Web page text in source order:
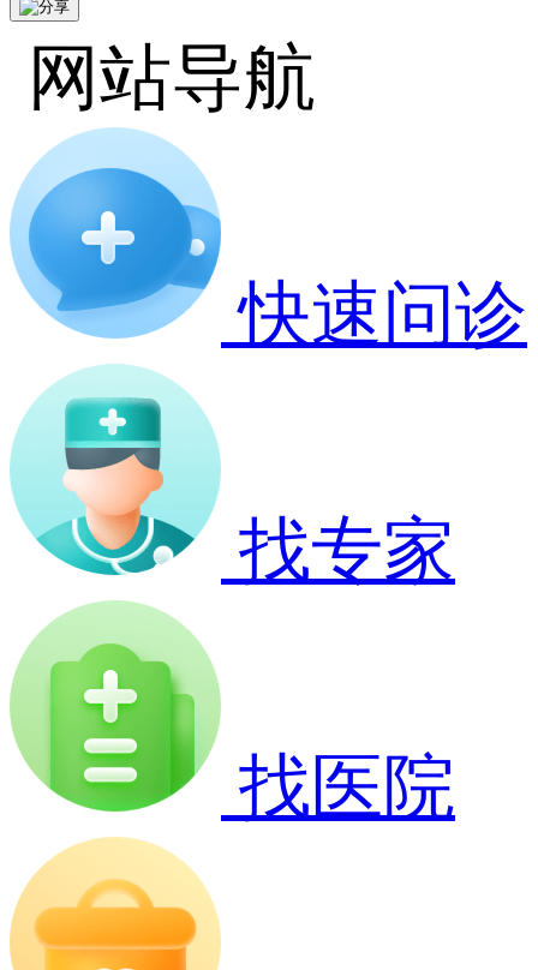
网站导航
快速问诊
找专家
找医院